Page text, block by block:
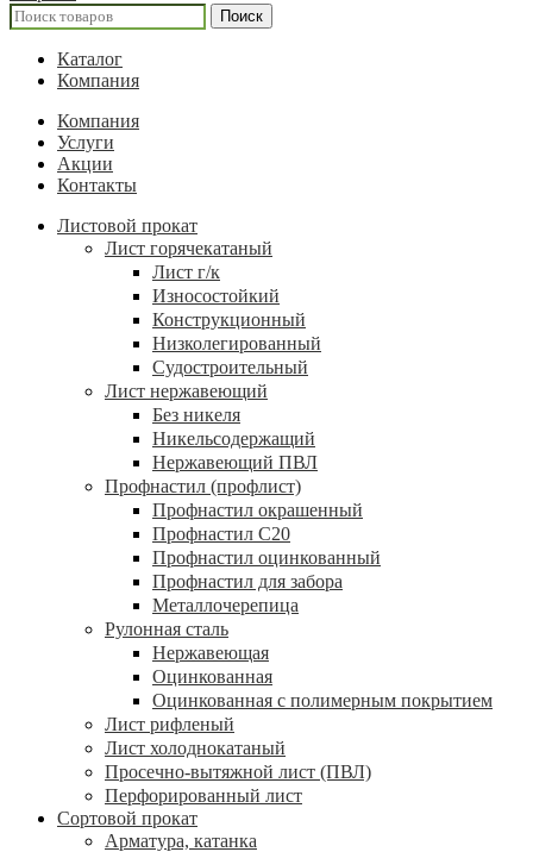
Поиск
Каталог
Компания
Компания
Услуги
Акции
Контакты
Листовой прокат
Лист горячекатаный
Лист г/к
Износостойкий
Конструкционный
Низколегированный
Судостроительный
Лист нержавеющий
Без никеля
Никельсодержащий
Нержавеющий ПВЛ
Профнастил (профлист)
Профнастил окрашенный
Профнастил С20
Профнастил оцинкованный
Профнастил для забора
Металлочерепица
Рулонная сталь
Нержавеющая
Оцинкованная
Оцинкованная с полимерным покрытием
Лист рифленый
Лист холоднокатаный
Просечно-вытяжной лист (ПВЛ)
Перфорированный лист
Сортовой прокат
Арматура, катанка